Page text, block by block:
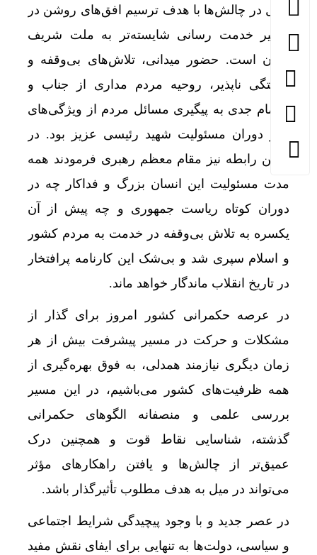
تأمل در چالش‌ها با هدف ترسیم افق‌های روشن در
مسیر خدمت رسانی شایسته‌تر به ملت شریف
ایران است. حضور میدانی، تلاش‌های بی‌وقفه و
خستگی ناپذیر، روحیه مردم مداری از جناب و
اهتمام جدی به پیگیری مسائل مردم از ویژگی‌های
بارز دوران مسئولیت شهید رئیسی عزیز بود. در
همین رابطه نیز مقام معظم رهبری فرمودند همه
مدت مسئولیت این انسان بزرگ و فداکار چه در
دوران کوتاه ریاست جمهوری و چه پیش از آن
یکسره به تلاش بی‌وقفه در خدمت به مردم کشور
و اسلام سپری شد و بی‌شک این کارنامه پرافتخار
در تاریخ انقلاب ماندگار خواهد ماند.
در عرصه حکمرانی کشور امروز برای گذار از
مشکلات و حرکت در مسیر پیشرفت بیش از هر
زمان دیگری نیازمند همدلی، به فوق بهره‌گیری از
همه ظرفیت‌های کشور می‌باشیم، در این مسیر
بررسی علمی و منصفانه الگوهای حکمرانی
گذشته، شناسایی نقاط قوت و همچنین درک
عمیق‌تر از چالش‌ها و یافتن راهکارهای مؤثر
می‌تواند در میل به هدف مطلوب تأثیرگذار باشد.
در عصر جدید و با وجود پیچیدگی شرایط اجتماعی
و سیاسی، دولت‌ها به تنهایی برای ایفای نقش مفید